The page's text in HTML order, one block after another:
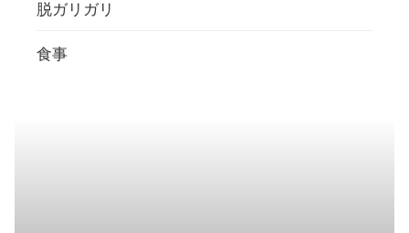
脱ガリガリ
食事